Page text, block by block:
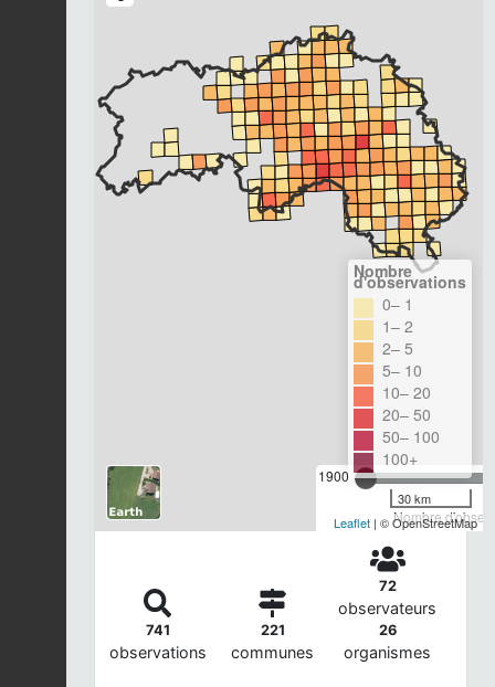
1900
Nombre
Nombre
d'observations
0– 1
1– 2
2– 5
5– 10
10– 20
20– 50
50– 100
100+
30 km
Leaflet | © OpenStreetMap
741
observations
221
communes
72
observateurs
26
organismes